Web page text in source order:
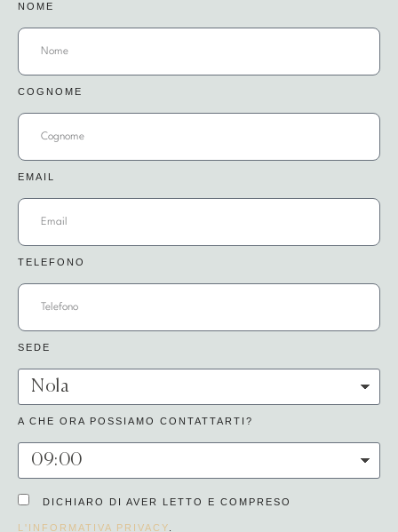
NOME
COGNOME
EMAIL
TELEFONO
SEDE
A CHE ORA POSSIAMO CONTATTARTI?
DICHIARO DI AVER LETTO E COMPRESO
L'INFORMATIVA PRIVACY